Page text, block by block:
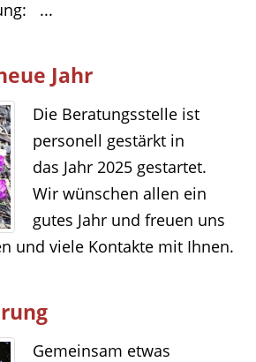
...
Jahr
Die Beratungsstelle ist
personell gestärkt in
das Jahr 2025 gestartet.
Wir wünschen allen ein
gutes Jahr und freuen uns
und viele Kontakte mit Ihnen.
Gemeinsam etwas